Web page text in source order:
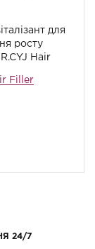
для
росту
Hair
Filler
24/7